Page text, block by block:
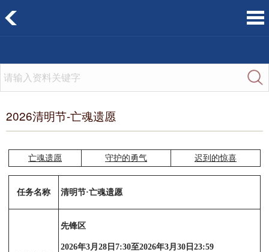
2026清明节-亡魂遗愿
亡魂遗愿 守护的勇气 迟到的惊喜
任务名称 清明节·亡魂遗愿
先锋区
2026年3月28日7:30至2026年3月30日23:59